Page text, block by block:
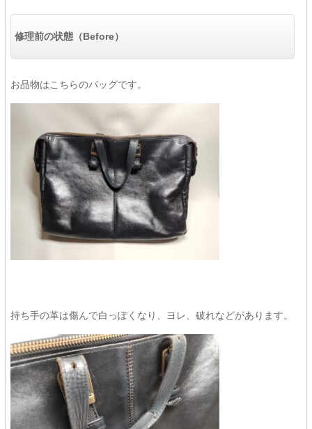
修理前の状態（Before）
お品物はこちらのバッグです。
持ち手の革は傷んで白っぽくなり、ヨレ、破れなどがあります。